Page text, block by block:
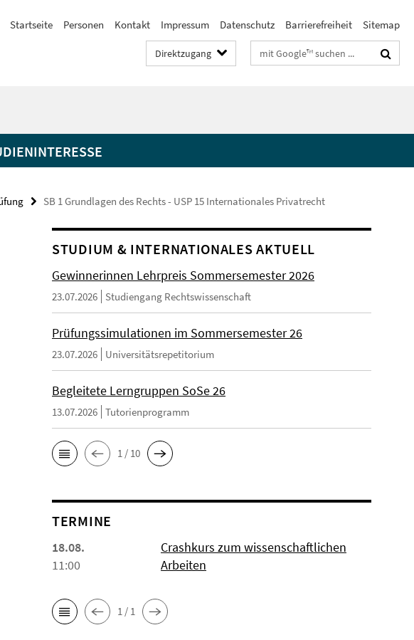
Startseite Personen Kontakt Impressum Datenschutz Barrierefreiheit Sitemap
Direktzugang Suchbegriffe
SB 1 Grundlagen des Rechts - USP 15 Internationales Privatrecht
STUDIUM & INTERNATIONALES AKTUELL
Gewinnerinnen Lehrpreis Sommersemester 2026
23.07.2026 Studiengang Rechtswissenschaft
Prüfungssimulationen im Sommersemester 26
23.07.2026 Universitätsrepetitorium
Begleitete Lerngruppen SoSe 26
13.07.2026 Tutorienprogramm
1 / 10
TERMINE
18.08.
11:00
Crashkurs zum wissenschaftlichen
Arbeiten
1 / 1